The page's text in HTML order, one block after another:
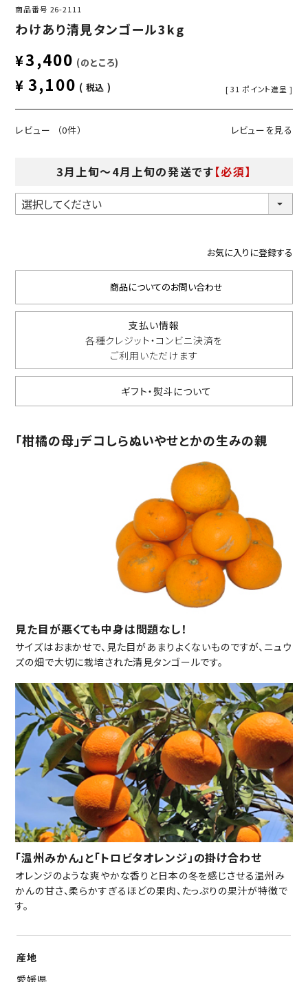
商品番号 26-2111
わけあり清見タンゴール3kg
¥3,400 のところ
¥ 3,100 税込 [ 31 ポイント進呈 ]
レビュー （0件） レビューを見る
3月上旬～4月上旬の発送です【必須】
お気に入りに登録する
商品についてのお問い合わせ
支払い情報
各種クレジット・コンビニ決済を
ご利用いただけます
ギフト・熨斗について
「柑橘の母」デコしらぬいやせとかの生みの親
見た目が悪くても中身は問題なし！
サイズはおまかせで、見た目があまりよくないものですが、ニュウ
ズの畑で大切に栽培された清見タンゴールです。
「温州みかん」と「トロビタオレンジ」の掛け合わせ
オレンジのような爽やかな香りと日本の冬を感じさせる温州み
かんの甘さ、柔らかすぎるほどの果肉、たっぷりの果汁が特徴で
す。
産地
愛媛県